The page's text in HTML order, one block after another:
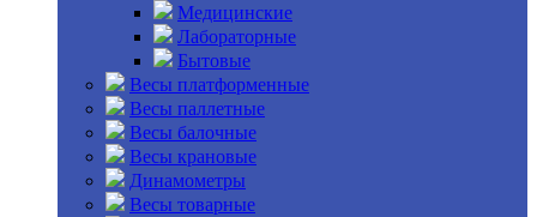
Медицинские
Лабораторные
Бытовые
Весы платформенные
Весы паллетные
Весы балочные
Весы крановые
Динамометры
Весы товарные